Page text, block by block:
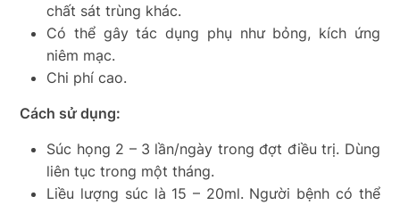
chất sát trùng khác.
Có thể gây tác dụng phụ như bỏng, kích ứng
niêm mạc.
Chi phí cao.
Cách sử dụng:
Súc họng 2 – 3 lần/ngày trong đợt điều trị. Dùng
liên tục trong một tháng.
Liều lượng súc là 15 – 20ml. Người bệnh có thể